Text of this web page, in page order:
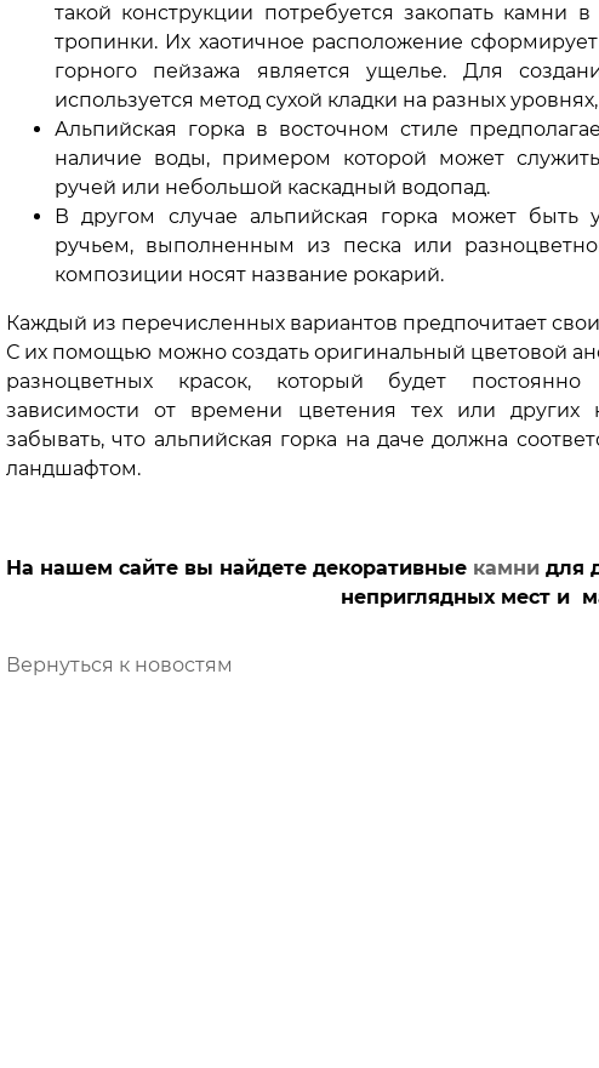
такой конструкции потребуется закопать
тропинки. Их хаотичное расположение
горного пейзажа является ущелье. Для
используется метод сухой кладки на разных
Альпийская горка в восточном стиле
наличие воды, примером которой может
ручей или небольшой каскадный водопад.
В другом случае альпийская горка может быть
ручьем, выполненным из песка или
композиции носят название рокарий.
Каждый из перечисленных вариантов предпочитает
С их помощью можно создать оригинальный цветовой
разноцветных красок, который будет
зависимости от времени цветения тех или других
забывать, что альпийская горка на даче должна
ландшафтом.
На нашем сайте вы найдете декоративные камнидля
неприглядных мест и
Вернуться к новостям